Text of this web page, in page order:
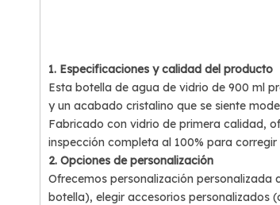
1. Especificaciones y calidad del producto
Esta botella de agua de vidrio de 900 ml
y un acabado cristalino que se siente
Fabricado con vidrio de primera calidad,
inspección completa al 100% para
2. Opciones de personalización
Ofrecemos personalización
botella), elegir accesorios personalizados